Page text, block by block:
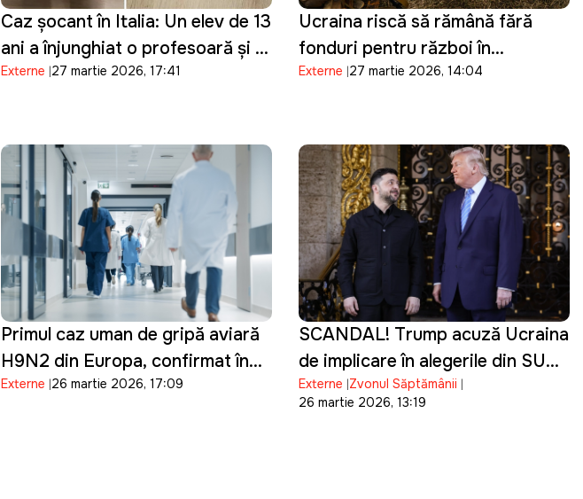
Caz șocant în Italia: Un elev de 13
ani a înjunghiat o profesoară și a
transmis totul live pe Telegram
Externe 27 martie 2026, 17:41
Ucraina riscă să rămână fără
fonduri pentru război în
următoarele două luni
Externe 27 martie 2026, 14:04
Primul caz uman de gripă aviară
H9N2 din Europa, confirmat în
Italia
Externe 26 martie 2026, 17:09
SCANDAL! Trump acuză Ucraina
de implicare în alegerile din SUA
și de finanțarea campaniei lui
Externe Zvonul Săptămânii
26 martie 2026, 13:19